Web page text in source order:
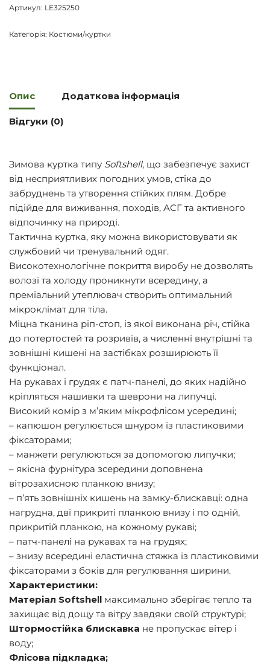
Артикул: LE325250
Категорія: Костюми/куртки
Опис Додаткова інформація
Відгуки (0)
Зимова куртка типу Softshell, що забезпечує захист
від несприятливих погодних умов, стіка до
забруднень та утворення стійких плям. Добре
підійде для виживання, походів, АСГ та активного
відпочинку на природі.
Тактична куртка, яку можна використовувати як
службовий чи тренувальний одяг.
Високотехнологічне покриття виробу не дозволять
волозі та холоду проникнути всередину, а
преміальний утеплювач створить оптимальний
мікроклімат для тіла.
Міцна тканина ріп-стоп, із якої виконана річ, стійка
до потертостей та розривів, а численні внутрішні та
зовнішні кишені на застібках розширюють її
функціонал.
На рукавах і грудях є патч-панелі, до яких надійно
кріпляться нашивки та шеврони на липучці.
Високий комір з м’яким мікрофлісом усередині;
– капюшон регулюється шнуром із пластиковими
фіксаторами;
– манжети регулюються за допомогою липучки;
– якісна фурнітура зсередини доповнена
вітрозахисною планкою внизу;
– п’ять зовнішніх кишень на замку-блискавці: одна
нагрудна, дві прикриті планкою внизу і по одній,
прикритій планкою, на кожному рукаві;
– патч-панелі на рукавах та на грудях;
– знизу всередині еластична стяжка із пластиковими
фіксаторами з боків для регулювання ширини.
Характеристики:
Матеріал Softshell максимально зберігає тепло та
захищає від дощу та вітру завдяки своїй структурі;
Штормостійка блискавка не пропускає вітер і
воду;
Флісова підкладка;